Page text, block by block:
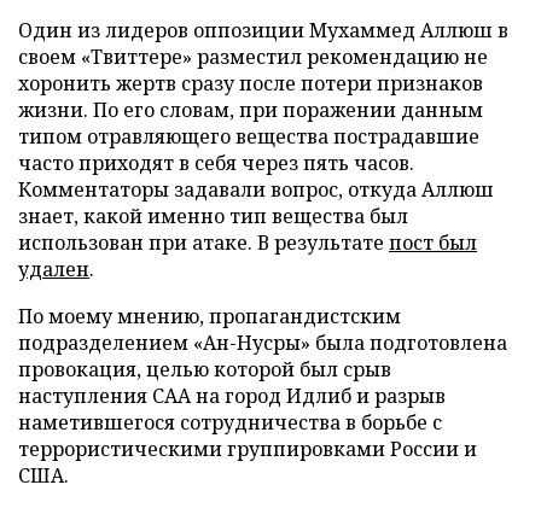
Один из лидеров оппозиции Мухаммед Аллюш в
своем «Твиттере» разместил рекомендацию не
хоронить жертв сразу после потери признаков
жизни. По его словам, при поражении данным
типом отравляющего вещества пострадавшие
часто приходят в себя через пять часов.
Комментаторы задавали вопрос, откуда Аллюш
знает, какой именно тип вещества был
использован при атаке. В результате пост был
удален.
По моему мнению, пропагандистским
подразделением «Ан-Нусры» была подготовлена
провокация, целью которой был срыв
наступления САА на город Идлиб и разрыв
наметившегося сотрудничества в борьбе с
террористическими группировками России и
США.